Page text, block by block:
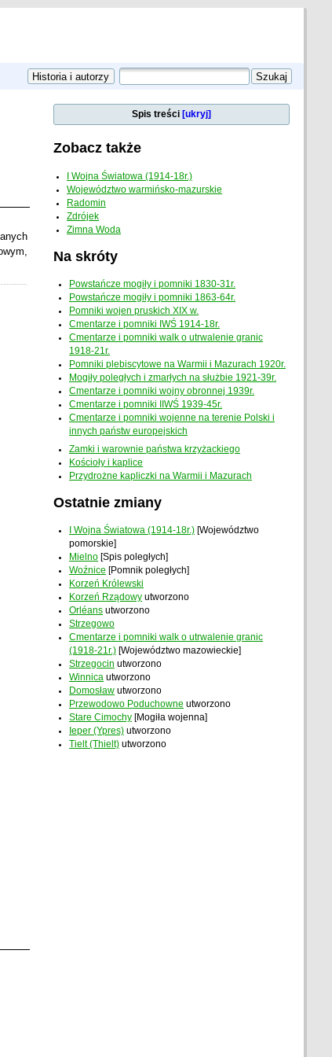
Spis treści [ukryj]
Zobacz także
I Wojna Światowa (1914-18r.)
Województwo warmińsko-mazurskie
Radomin
Zdrójek
Zimna Woda
Na skróty
Powstańcze mogiły i pomniki 1830-31r.
Powstańcze mogiły i pomniki 1863-64r.
Pomniki wojen pruskich XIX w.
Cmentarze i pomniki IWŚ 1914-18r.
Cmentarze i pomniki walk o utrwalenie granic
1918-21r.
Pomniki plebiscytowe na Warmii i Mazurach 1920r.
Mogiły poległych i zmarłych na służbie 1921-39r.
Cmentarze i pomniki wojny obronnej 1939r.
Cmentarze i pomniki IIWŚ 1939-45r.
Cmentarze i pomniki wojenne na terenie Polski i
innych państw europejskich
Zamki i warownie państwa krzyżackiego
Kościoły i kaplice
Przydrożne kapliczki na Warmii i Mazurach
Ostatnie zmiany
I Wojna Światowa (1914-18r.) [Województwo
pomorskie]
Mielno [Spis poległych]
Woźnice [Pomnik poległych]
Korzeń Królewski
Korzeń Rządowy utworzono
Orléans utworzono
Strzegowo
Cmentarze i pomniki walk o utrwalenie granic
(1918-21r.) [Województwo mazowieckie]
Strzegocin utworzono
Winnica utworzono
Domosław utworzono
Przewodowo Poduchowne utworzono
Stare Cimochy [Mogiła wojenna]
Ieper (Ypres) utworzono
Tielt (Thielt) utworzono